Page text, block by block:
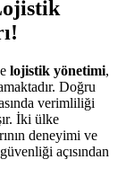
lojistik yönetimi,
Doğru
verimliliği
İki ülke
deneyimi ve
açısından